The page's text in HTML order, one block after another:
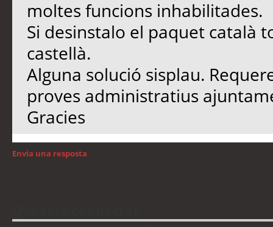
moltes funcions inhabilitades.
Si desinstalo el paquet català
castellà.
Alguna solució sisplau.
proves administratius
Gracies
Envia una resposta